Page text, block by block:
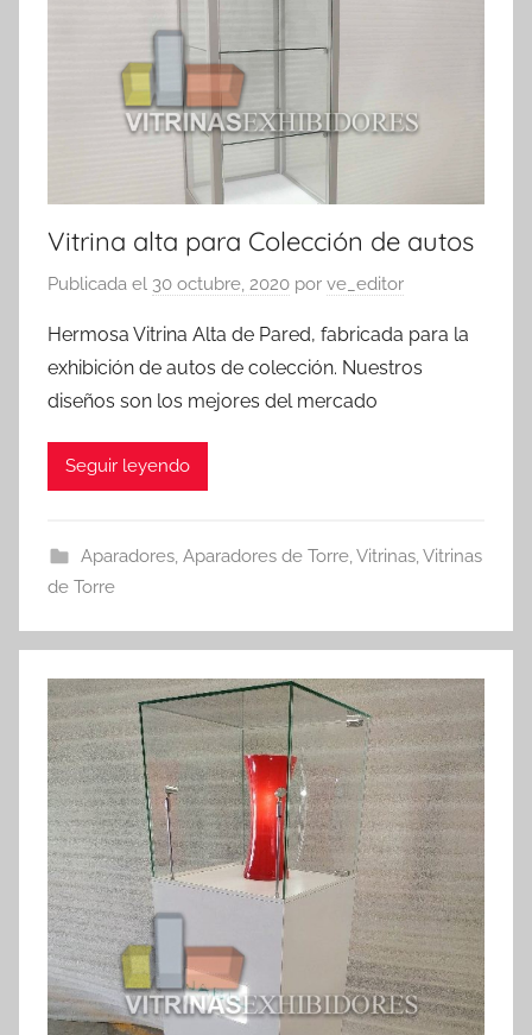
Vitrina alta para Colección de autos
Publicada el 30 octubre, 2020 por ve_editor
Hermosa Vitrina Alta de Pared, fabricada para la
exhibición de autos de colección. Nuestros
diseños son los mejores del mercado
Seguir leyendo
Aparadores, Aparadores de Torre, Vitrinas, Vitrinas
de Torre